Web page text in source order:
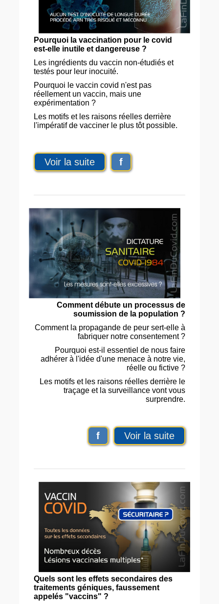
Pourquoi la vaccination pour le covid
est-elle inutile et dangereuse ?
Les ingrédients du vaccin non-étudiés et
testés pour leur inocuité.
Pourquoi le vaccin covid n'est pas
réellement un vaccin, mais une
expérimentation ?
Les motifs et les raisons réelles derrière
l'impératif de vacciner le plus tôt possible.
Voir la suite f
Comment débute un processus de
soumission de la population ?
Comment la propagande de peur sert-elle à
fabriquer notre consentement ?
Pourquoi est-il essentiel de nous faire
adhérer à l'idée d'une menace à notre vie,
réelle ou fictive ?
Les motifs et les raisons réelles derrière le
traçage et la surveillance vont vous
surprendre.
f Voir la suite
Quels sont les effets secondaires des
traitements géniques, faussement
appelés "vaccins" ?